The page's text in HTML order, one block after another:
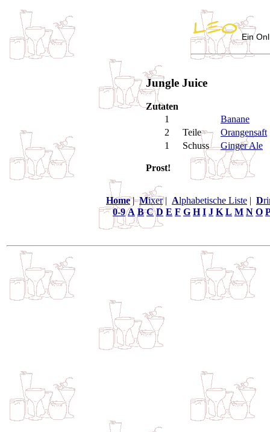
Ein
Jungle Juice
Zutaten
1
Banane
2
Teile
Orangensaft
1
Schuss Ginger Ale
Prost!
Home|Mixer| Alphabetische Liste | D
0-9 A B C D E F G H I J K L M N O